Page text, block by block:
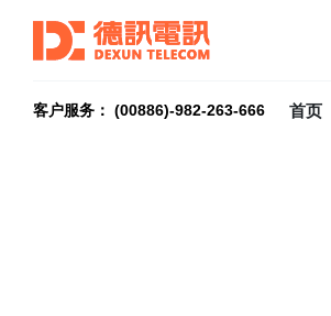
客户服务： (00886)-982-263-666 首页